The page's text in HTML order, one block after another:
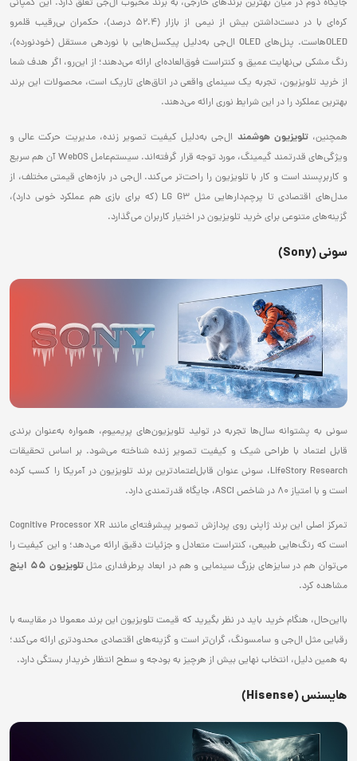
جایگاه دوم در میان بهترین برندهای خارجی، به برند محبوب ال‌جی تعلق دارد. این کمپانی
کره‌ای با در دست‌داشتن بیش از نیمی از بازار (۵۲.۴ درصد)، حکمران بی‌رقیب قلمرو
OLEDهاست. پنل‌های OLED ال‌‌جی به‌دلیل پیکسل‌هایی با نوردهی مستقل (خودنورده)،
رنگ مشکی بی‌نهایت عمیق و کنتراست فوق‌العاده‌ای ارائه می‌دهند؛ از این‌رو، اگر هدف شما
از خرید تلویزیون، تجربه یک سینمای واقعی در اتاق‌های تاریک است، محصولات این برند
بهترین عملکرد را در این شرایط نوری ارائه می‌دهند.
همچنین،تلویزیون هوشمند ال‌جی به‌دلیل کیفیت تصویر زنده، مدیریت حرکت عالی و
ویژگی‌های قدرتمند گیمینگ، مورد توجه قرار گرفته‌اند. سیستم‌عامل WebOS آن هم سریع
و کاربرپسند است و کار با تلویزیون را راحت‌تر می‌کند. ال‌جی در بازه‌های قیمتی مختلف، از
مدل‌های اقتصادی تا پرچم‌دارهایی مثل LG G3 (که برای بازی هم عملکرد خوبی دارد)،
گزینه‌های متنوعی برای خرید تلویزیون در اختیار کاربران می‌گذارد.
سونی (Sony)
سونی به پشتوانه سال‌ها تجربه در تولید تلویزیون‌های پریمیوم، همواره به‌عنوان برندی
قابل اعتماد با طراحی شیک و کیفیت تصویر زنده شناخته می‌شود. بر اساس تحقیقات
LifeStory Research، سونی عنوان قابل‌اعتمادترین برند تلویزیون در آمریکا را کسب کرده
است و با امتیاز 80 در شاخص ASCI، جایگاه قدرتمندی دارد.
تمرکز اصلی این برند ژاپنی روی پردازش تصویر پیشرفته‌ای مانند Cognitive Processor XR
است که رنگ‌هایی طبیعی، کنتراست متعادل و جزئیات دقیق ارائه می‌دهد؛ و این کیفیت را
می‌توان هم در سایزهای بزرگ سینمایی و هم در ابعاد پرطرفداری مثلتلویزیون ۵۵ اینچ
مشاهده کرد.
بااین‌حال، هنگام خرید باید در نظر بگیرید که قیمت تلویزیون این برند معمولا در مقایسه با
رقبایی مثل ال‌‌جی و سامسونگ، گران‌تر است و گزینه‌های اقتصادی محدودتری ارائه می‌کند؛
به همین دلیل، انتخاب نهایی بیش از هرچیز به بودجه و سطح انتظار خریدار بستگی دارد.
هایسنس (Hisense)